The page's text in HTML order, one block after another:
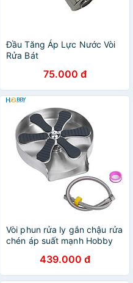
Đầu Tăng Áp Lực Nước Vòi
Rửa Bát
75.000 đ
Vòi phun rửa ly gắn chậu rửa
chén áp suất mạnh Hobby
439.000 đ